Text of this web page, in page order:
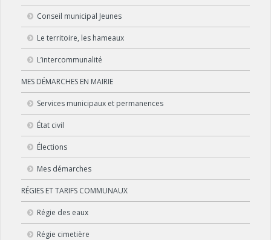
Conseil municipal Jeunes
Le territoire, les hameaux
L’intercommunalité
MES DÉMARCHES EN MAIRIE
Services municipaux et permanences
État civil
Élections
Mes démarches
RÉGIES ET TARIFS COMMUNAUX
Régie des eaux
Régie cimetière